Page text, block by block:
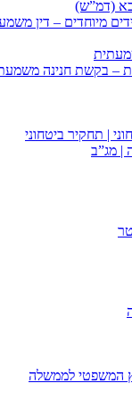
(דמ”ש)
מיוחדים – דין
– בקשת חנינה
| תחקיר ביטחוני
| מג”ב
המשפטי לממשלה